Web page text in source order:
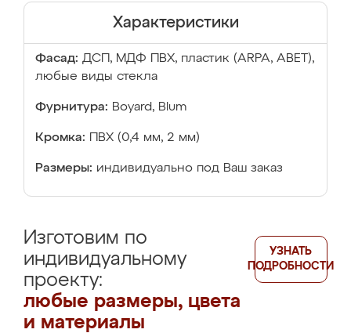
Характеристики
Фасад: ДСП, МДФ ПВХ, пластик (ARPA, ABET),
любые виды стекла
Фурнитура: Boyard, Blum
Кромка: ПВХ (0,4 мм, 2 мм)
Размеры: индивидуально под Ваш заказ
Изготовим по
индивидуальному
проекту:
любые размеры, цвета
и материалы
УЗНАТЬ
ПОДРОБНОСТИ